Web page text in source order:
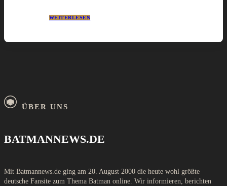
WEITERLESEN
ÜBER UNS
BATMANNEWS.DE
Mit Batmannews.de ging am 20. August 2000 die heute wohl größte
deutsche Fansite zum Thema Batman online. Wir informieren, berichten